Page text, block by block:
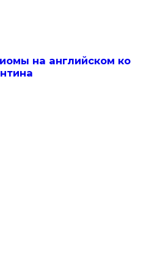
на английском ко